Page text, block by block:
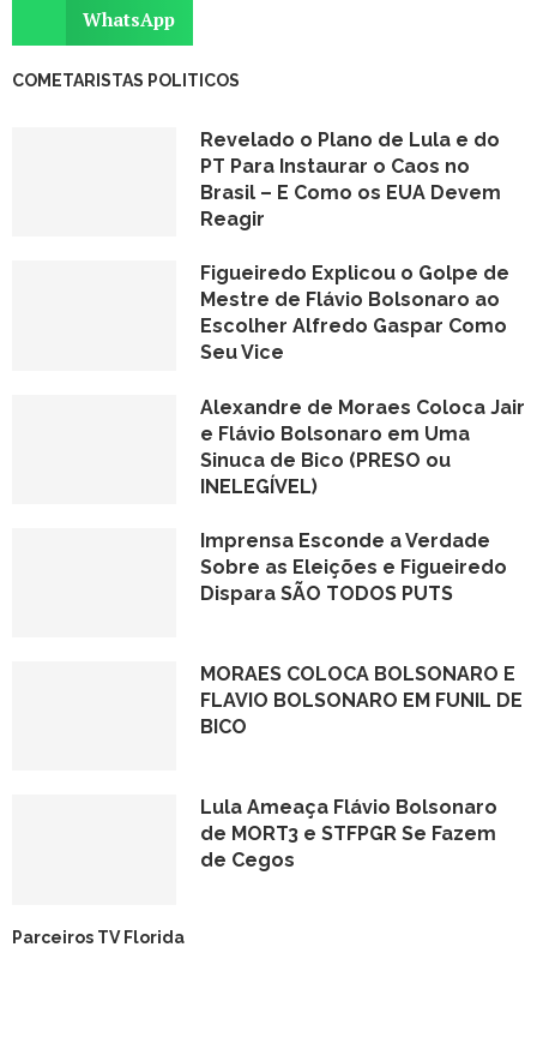
WhatsApp
COMETARISTAS POLITICOS
Revelado o Plano de Lula e do
PT Para Instaurar o Caos no
Brasil – E Como os EUA Devem
Reagir
Figueiredo Explicou o Golpe de
Mestre de Flávio Bolsonaro ao
Escolher Alfredo Gaspar Como
Seu Vice
Alexandre de Moraes Coloca Jair
e Flávio Bolsonaro em Uma
Sinuca de Bico (PRESO ou
INELEGÍVEL)
Imprensa Esconde a Verdade
Sobre as Eleições e Figueiredo
Dispara SÃO TODOS PUTS
MORAES COLOCA BOLSONARO E
FLAVIO BOLSONARO EM FUNIL DE
BICO
Lula Ameaça Flávio Bolsonaro
de MORT3 e STFPGR Se Fazem
de Cegos
Parceiros TV Florida